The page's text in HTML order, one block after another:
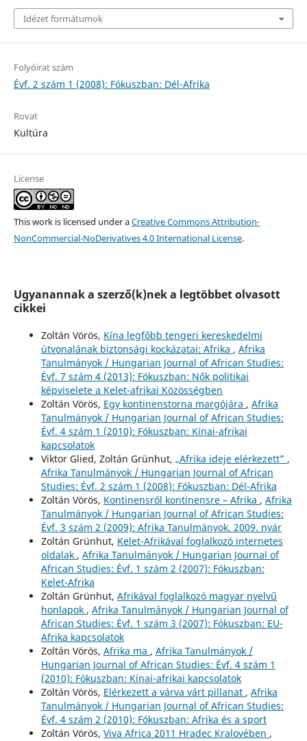
Idézet formátumok
Folyóirat szám
Évf. 2 szám 1 (2008): Fókuszban: Dél-Afrika
Rovat
Kultúra
License
This work is licensed under aCreative Commons Attribution-
NonCommercial-NoDerivatives 4.0 International License.
Ugyanannak a szerző(k)nek a legtöbbet olvasott
cikkei
Zoltán Vörös, Kína legfőbb tengeri kereskedelmi
útvonalának biztonsági kockázatai: Afrika , Afrika
Tanulmányok / Hungarian Journal of African Studies:
Évf. 7 szám 4 (2013): Fókuszban: Nők politikai
képviselete a Kelet-afrikai Közösségben
Zoltán Vörös, Egy kontinenstorna margójára , Afrika
Tanulmányok / Hungarian Journal of African Studies:
Évf. 4 szám 1 (2010): Fókuszban: Kínai-afrikai
kapcsolatok
Viktor Glied, Zoltán Grünhut, „Afrika ideje elérkezett” ,
Afrika Tanulmányok / Hungarian Journal of African
Studies: Évf. 2 szám 1 (2008): Fókuszban: Dél-Afrika
Zoltán Vörös, Kontinensről kontinensre – Afrika , Afrika
Tanulmányok / Hungarian Journal of African Studies:
Évf. 3 szám 2 (2009): Afrika Tanulmányok. 2009. nyár
Zoltán Grünhut, Kelet-Afrikával foglalkozó internetes
oldalak , Afrika Tanulmányok / Hungarian Journal of
African Studies: Évf. 1 szám 2 (2007): Fókuszban:
Kelet-Afrika
Zoltán Grünhut, Afrikával foglalkozó magyar nyelvű
honlapok , Afrika Tanulmányok / Hungarian Journal of
African Studies: Évf. 1 szám 3 (2007): Fókuszban: EU-
Afrika kapcsolatok
Zoltán Vörös, Afrika ma , Afrika Tanulmányok /
Hungarian Journal of African Studies: Évf. 4 szám 1
(2010): Fókuszban: Kínai-afrikai kapcsolatok
Zoltán Vörös, Elérkezett a várva várt pillanat , Afrika
Tanulmányok / Hungarian Journal of African Studies:
Évf. 4 szám 2 (2010): Fókuszban: Afrika és a sport
Zoltán Vörös, Viva Africa 2011 Hradec Kralovében ,